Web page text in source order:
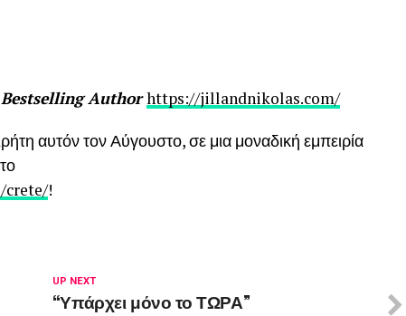
Authorhttps://jillandnikolas.com/
αυτόν τον Αύγουστο, σε μια μοναδική εμπειρία
crete/!
UP NEXT
“Υπάρχει μόνο το ΤΩΡΑ”